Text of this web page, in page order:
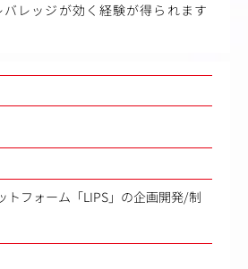
レッジが効く経験が得られます
トフォーム「LIPS」の企画開発/制